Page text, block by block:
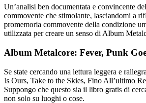
Un’analisi ben documentata e convincente
commovente che stimolante, lasciandomi a
promemoria commovente della condizione
utilizzata per creare un senso di Album
Album Metalcore: Fever, Punk
Se state cercando una lettura leggera e
Is Ours, Take to the Skies, Fino All’ultimo
Suppongo che questo sia il libro gratis di
non solo su luoghi o cose.